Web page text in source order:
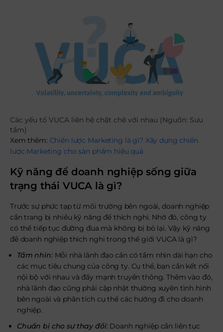
Các yếu tố VUCA liên hệ chặt chẽ với nhau (Nguồn: Sưu
tầm)
Xem thêm: Chiến lược Marketing là gì? Xây dựng chiến
lược Marketing cho sản phẩm hiệu quả
Kỹ năng để doanh nghiệp sống giữa
trạng thái VUCA là gì?
Trước sự phức tạp từ môi trường bên ngoài, doanh nghiệp
cần trang bị nhiều kỹ năng để thích nghi. Nhờ đó, công ty
có thể tiếp tục đường đua mà không bị bỏ lại. Vậy kỹ năng
để doanh nghiệp thích nghi trong thế giới VUCA là gì?
Tầm nhìn: Mỗi nhà lãnh đạo cần có tầm nhìn dài hạn cho
các mục tiêu chung của công ty. Cụ thể, bạn cần kết nối
nội bộ với nhau và đẩy mạnh truyền thông. Thêm vào đó,
nhà lãnh đạo cũng phải cập nhật thường xuyên tình hình
bên ngoài và phân tích cụ thể các hướng đi cho doanh
nghiệp.
Chuẩn bị cho sự thay đổi: Doanh nghiệp cần liên tục